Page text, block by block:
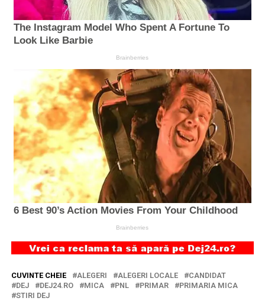
CUVINTE CHEIE ALEGERI ALEGERI LOCALE
CANDIDAT
DEJ
DEJ24.RO MICA PNL PRIMAR
PRIMARIA MICA
STIRI DEJ